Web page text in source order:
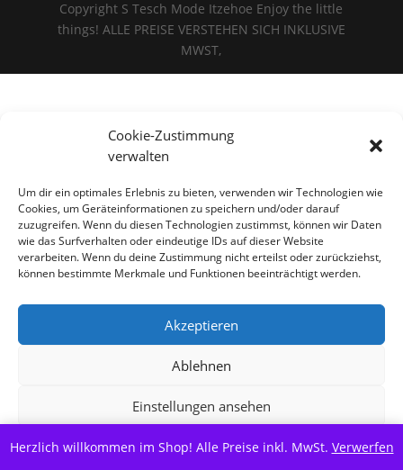
Cookie-Zustimmung
verwalten
Um dir ein optimales Erlebnis zu bieten, verwenden wir Technologien wie
Cookies, um Geräteinformationen zu speichern und/oder darauf
zuzugreifen. Wenn du diesen Technologien zustimmst, können wir Daten
wie das Surfverhalten oder eindeutige IDs auf dieser Website
verarbeiten. Wenn du deine Zustimmung nicht erteilst oder zurückziehst,
können bestimmte Merkmale und Funktionen beeinträchtigt werden.
Akzeptieren
Ablehnen
Einstellungen ansehen
Cookie-RichtlinieDatenschutzerklärung
Herzlich willkommen im Shop! Alle Preise inkl. MwSt. Verwerfen
Copyright S Tesch Mode Itzehoe Enjoy the little
things! ALLE PREISE VERSTEHEN SICH INKLUSIVE
MWST,
Alle Preise inkl. der gesetzlichen MwSt.
Vertrag widerrufen